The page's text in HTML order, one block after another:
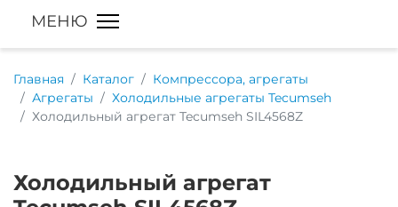
Главная Каталог
Компрессора, агрегаты
Агрегаты
Холодильные агрегаты Tecumseh
Холодильный агрегат Tecumseh SIL4568Z
Холодильный агрегат